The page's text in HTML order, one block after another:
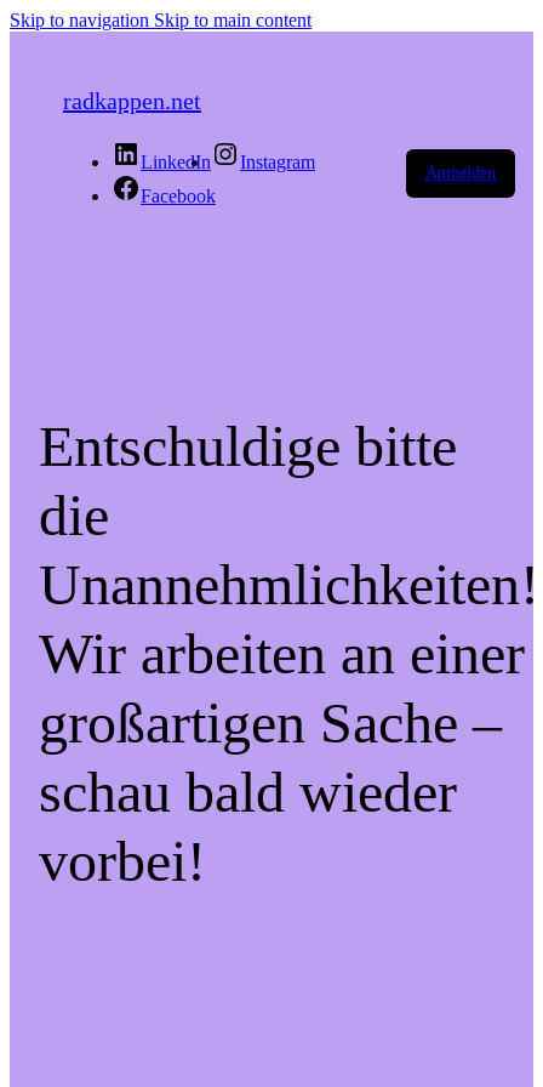
Skip to navigation Skip to main content
radkappen.net
LinkedIn
Instagram
Facebook
Anmelden
Entschuldige bitte
die
Unannehmlichkeiten!
Wir arbeiten an einer
großartigen Sache –
schau bald wieder
vorbei!